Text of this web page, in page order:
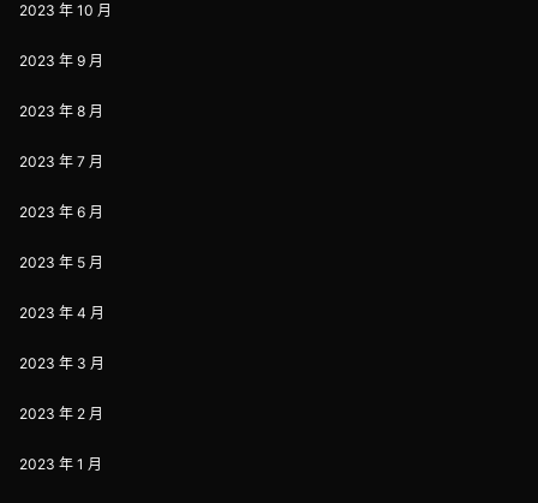
2023 年 10 月
2023 年 9 月
2023 年 8 月
2023 年 7 月
2023 年 6 月
2023 年 5 月
2023 年 4 月
2023 年 3 月
2023 年 2 月
2023 年 1 月